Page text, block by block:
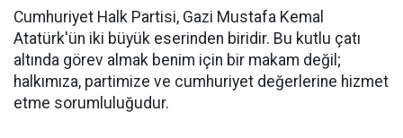
Cumhuriyet Halk Partisi, Gazi Mustafa Kemal
Atatürk'ün iki büyük eserinden biridir. Bu kutlu çatı
altında görev almak benim için bir makam değil;
halkımıza, partimize ve cumhuriyet değerlerine hizmet
etme sorumluluğudur.